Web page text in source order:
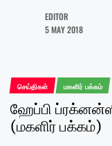
EDITOR
5 MAY 2018
செய்திகள் மகளிர் பக்கம்
ஹேப்பி
(மகளிர் பக்கம்)